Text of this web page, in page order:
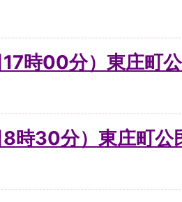
17時00分）東庄町
8時30分）東庄町